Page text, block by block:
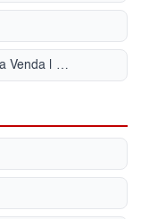
Apartamento com ar condicionado para Venda | Casa Verde